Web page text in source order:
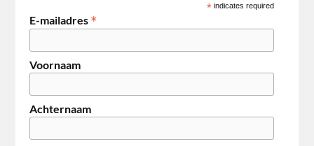
* indicates required
E-mailadres *
Voornaam
Achternaam